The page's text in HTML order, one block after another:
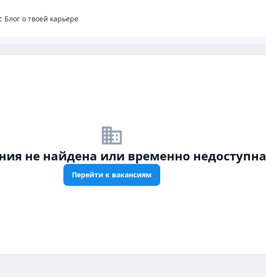
Блог о твоей карьере
business_off
не найдена или временно недоступна
Перейти к вакансиям